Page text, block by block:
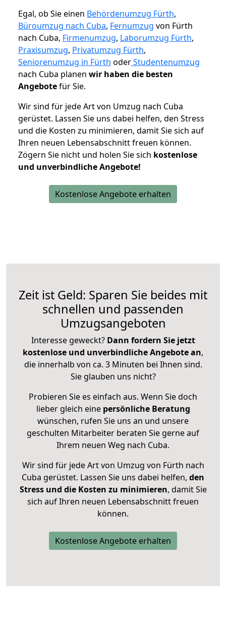
Egal, ob Sie einen Behördenumzug Fürth,
Büroumzug nach Cuba, Fernumzug von Fürth
nach Cuba, Firmenumzug, Laborumzug Fürth,
Praxisumzug, Privatumzug Fürth,
Seniorenumzug in Fürth oderStudentenumzug
nach Cuba planen wir haben die besten
Angebotefür Sie.
Wir sind für jede Art von Umzug nach Cuba
gerüstet. Lassen Sie uns dabei helfen, den Stress
und die Kosten zu minimieren, damit Sie sich auf
Ihren neuen Lebensabschnitt freuen können.
Zögern Sie nicht und holen Sie sich kostenlose
und unverbindliche Angebote!
Kostenlose Angebote erhalten
Zeit ist Geld: Sparen Sie beides mit
schnellen und passenden
Umzugsangeboten
Interesse geweckt? Dann fordern Sie jetzt
kostenlose und unverbindliche Angebote an,
die innerhalb von ca. 3 Minuten bei Ihnen sind.
Sie glauben uns nicht?
Probieren Sie es einfach aus. Wenn Sie doch
lieber gleich eine persönliche Beratung
wünschen, rufen Sie uns an und unsere
geschulten Mitarbeiter beraten Sie gerne auf
Ihrem neuen Weg nach Cuba.
Wir sind für jede Art von Umzug von Fürth nach
Cuba gerüstet. Lassen Sie uns dabei helfen, den
Stress und die Kosten zu minimieren, damit Sie
sich auf Ihren neuen Lebensabschnitt freuen
können.
Kostenlose Angebote erhalten